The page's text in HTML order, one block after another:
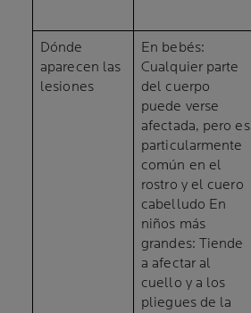
Dónde
aparecen las
lesiones
En bebés:
Cualquier parte
del cuerpo
puede verse
afectada, pero es
particularmente
común en el
rostro y el cuero
cabelludo En
niños más
grandes: Tiende
a afectar al
cuello y a los
pliegues de la